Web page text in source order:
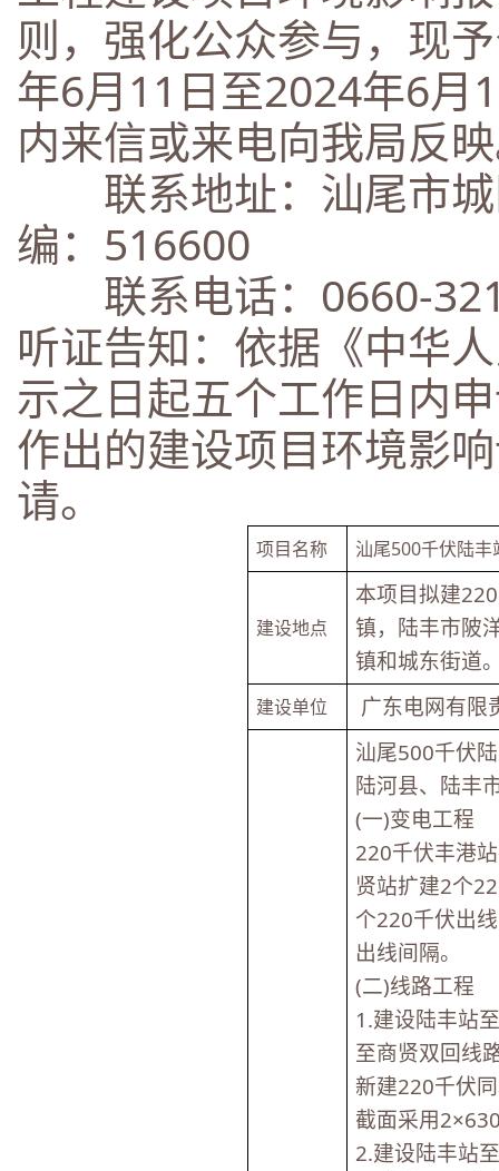
则，强化公众参与，现
年6月11日至2024年6月
内来信或来电向我局反
联系地址：汕尾市城
编：516600
联系电话：0660-
听证告知：依据《中华
示之日起五个工作日内
作出的建设项目环境影
请。
项目名称 汕尾500千伏陆
建设地点
本项目拟建
镇，陆丰市陂
镇和城东街道
建设单位 广东电网有限
汕尾500千伏
陆河县、陆丰
(一)变电工程
220千伏丰港
贤站扩建2个
个220千伏出
出线间隔。
(二)线路工程
1.建设陆丰站
至商贤双回线
新建220千伏
截面采用
2.建设陆丰站